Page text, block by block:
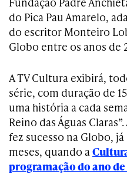
do Pica Pau Amarelo,
do escritor Monteiro
Globo entre os anos de
A TV Cultura exibirá,
série, com duração de
uma história a cada
Reino das Águas
fez sucesso na Globo,
meses, quando a
programação do ano de